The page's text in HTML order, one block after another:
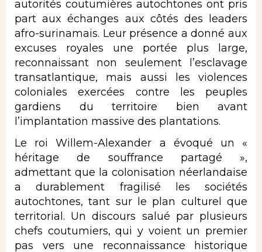
autorités coutumières autochtones ont pris
part aux échanges aux côtés des leaders
afro-surinamais. Leur présence a donné aux
excuses royales une portée plus large,
reconnaissant non seulement l’esclavage
transatlantique, mais aussi les violences
coloniales exercées contre les peuples
gardiens du territoire bien avant
l’implantation massive des plantations.
Le roi Willem-Alexander a évoqué un «
héritage de souffrance partagé »,
admettant que la colonisation néerlandaise
a durablement fragilisé les sociétés
autochtones, tant sur le plan culturel que
territorial. Un discours salué par plusieurs
chefs coutumiers, qui y voient un premier
pas vers une reconnaissance historique